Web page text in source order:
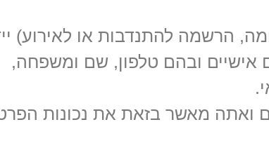
הרשמה להתנדבות או לאירוע)
אישיים ובהם טלפון, שם ומשפחה,
ואתה מאשר בזאת את נכונות